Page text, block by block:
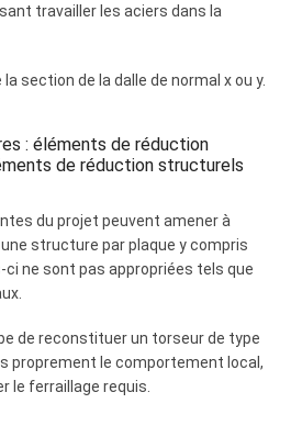
travailler les aciers dans la
section de la dalle de normal x ou y.
: éléments de réduction
de réduction structurels
du projet peuvent amener à
structure par plaque y compris
ne sont pas appropriées tels que
de reconstituer un torseur de type
proprement le comportement local,
le ferraillage requis.